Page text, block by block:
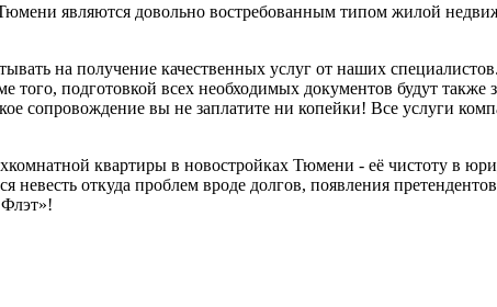
являются довольно востребованным типом жилой
на получение качественных услуг от наших
подготовкой всех необходимых документов будут
сопровождение вы не заплатите ни копейки! Все услуги
квартиры в новостройках Тюмени - её чистоту в
невесть откуда проблем вроде долгов, появления